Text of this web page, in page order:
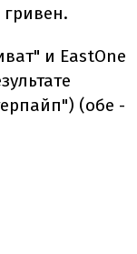
гривен.
и EastOne
(обе -